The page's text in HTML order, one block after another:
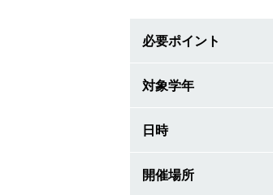
必要ポイント
対象学年
日時
開催場所